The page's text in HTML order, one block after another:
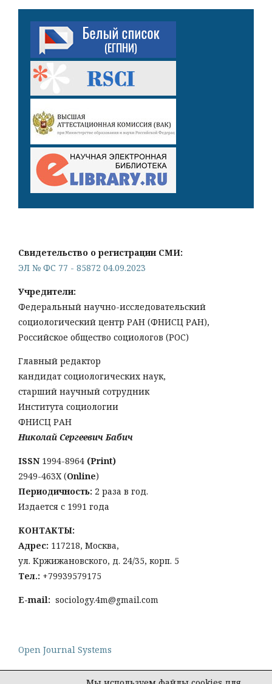
Свидетельство о регистрации СМИ:
ЭЛ № ФС 77 - 85872 04.09.2023
Учредители:
Федеральный научно-исследовательский
социологический центр РАН (ФНИСЦ РАН),
Российское общество социологов (РОС)
Главный редактор
кандидат социологических наук,
старший научный сотрудник
Института социологии
ФНИСЦ РАН
Николай Сергеевич Бабич
ISSN 1994-8964 (Print)
2949-463Х (Online)
Периодичность: 2 раза в год.
Издается с 1991 года
КОНТАКТЫ:
Адрес: 117218, Москва,
ул. Кржижановского, д. 24/35, корп. 5
Тел.: +79939579175
E-mail: sociology.4m@gmail.com
Open Journal Systems